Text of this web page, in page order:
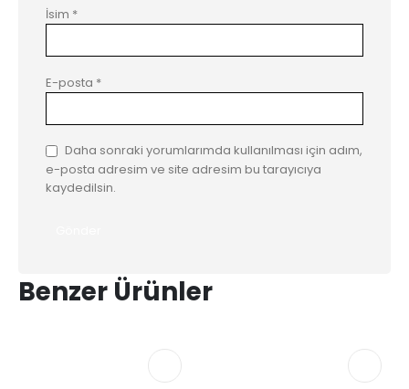
İsim *
E-posta *
Daha sonraki yorumlarımda kullanılması için adım,
e-posta adresim ve site adresim bu tarayıcıya
kaydedilsin.
Benzer Ürünler